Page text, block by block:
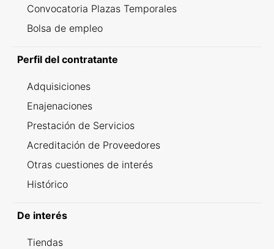
Convocatoria Plazas Temporales
Bolsa de empleo
Perfil del contratante
Adquisiciones
Enajenaciones
Prestación de Servicios
Acreditación de Proveedores
Otras cuestiones de interés
Histórico
De interés
Tiendas